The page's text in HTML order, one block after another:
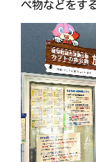
べ物などをす